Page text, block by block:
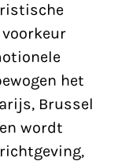
het
Brussel
wordt